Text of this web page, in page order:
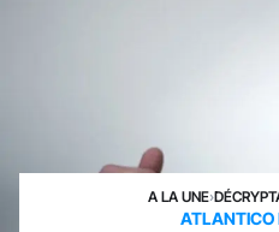
A LA UNE›
ATLANTICO